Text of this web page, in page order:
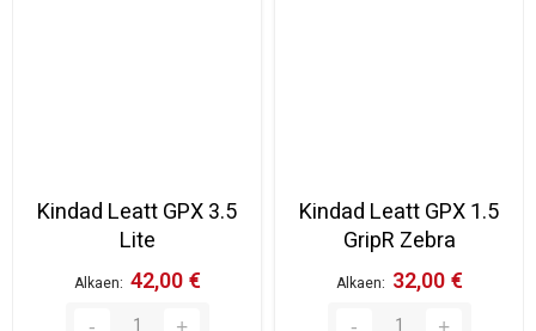
Kindad Leatt GPX 3.5
Lite
Alkaen 42,00 €
Kindad Leatt GPX 1.5
GripR Zebra
Alkaen 32,00 €